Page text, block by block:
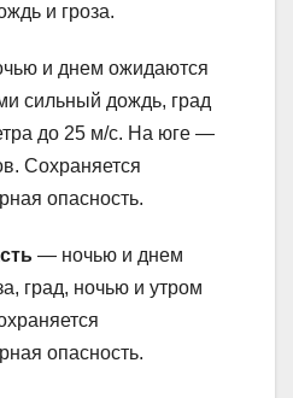
и гроза.
и днем ожидаются
сильный дождь, град
до 25 м/с. На юге —
Сохраняется
опасность.
— ночью и днем
град, ночью и утром
опасность.